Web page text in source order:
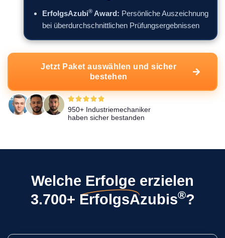
ErfolgsAzubi® Award: Persönliche Auszeichnung
bei überdurchschnittlichen Prüfungsergebnissen
Jetzt Paket auswählen und sicher
bestehen
950+ Industriemechaniker
haben sicher bestanden
Welche Erfolge erzielen
3.700+ ErfolgsAzubis®?